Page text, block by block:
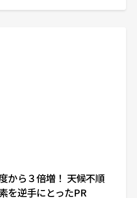
から３倍増！ 天候不順
を逆手にとったPR